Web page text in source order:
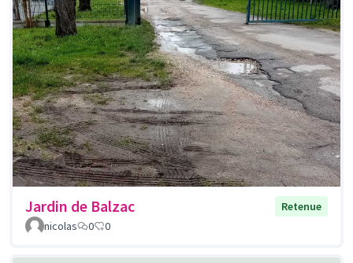
Jardin de Balzac
Retenue
nicolas
0 0